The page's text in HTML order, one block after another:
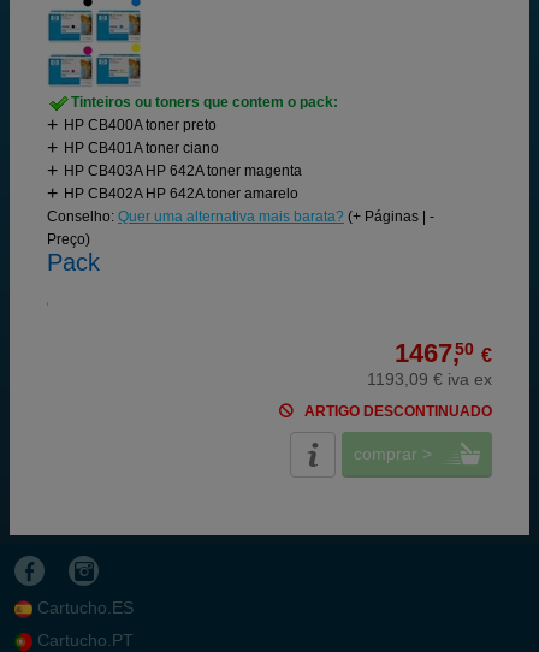
Tinteiros ou toners que contem o pack:
HP CB400A toner preto
HP CB401A toner ciano
HP CB403A HP 642A toner magenta
HP CB402A HP 642A toner amarelo
Conselho: Quer uma alternativa mais barata? (+ Páginas | -
Preço)
Pack
1467,50 €
1193,09 € iva ex
ARTIGO DESCONTINUADO
comprar >
Cartucho.ES
Cartucho.PT